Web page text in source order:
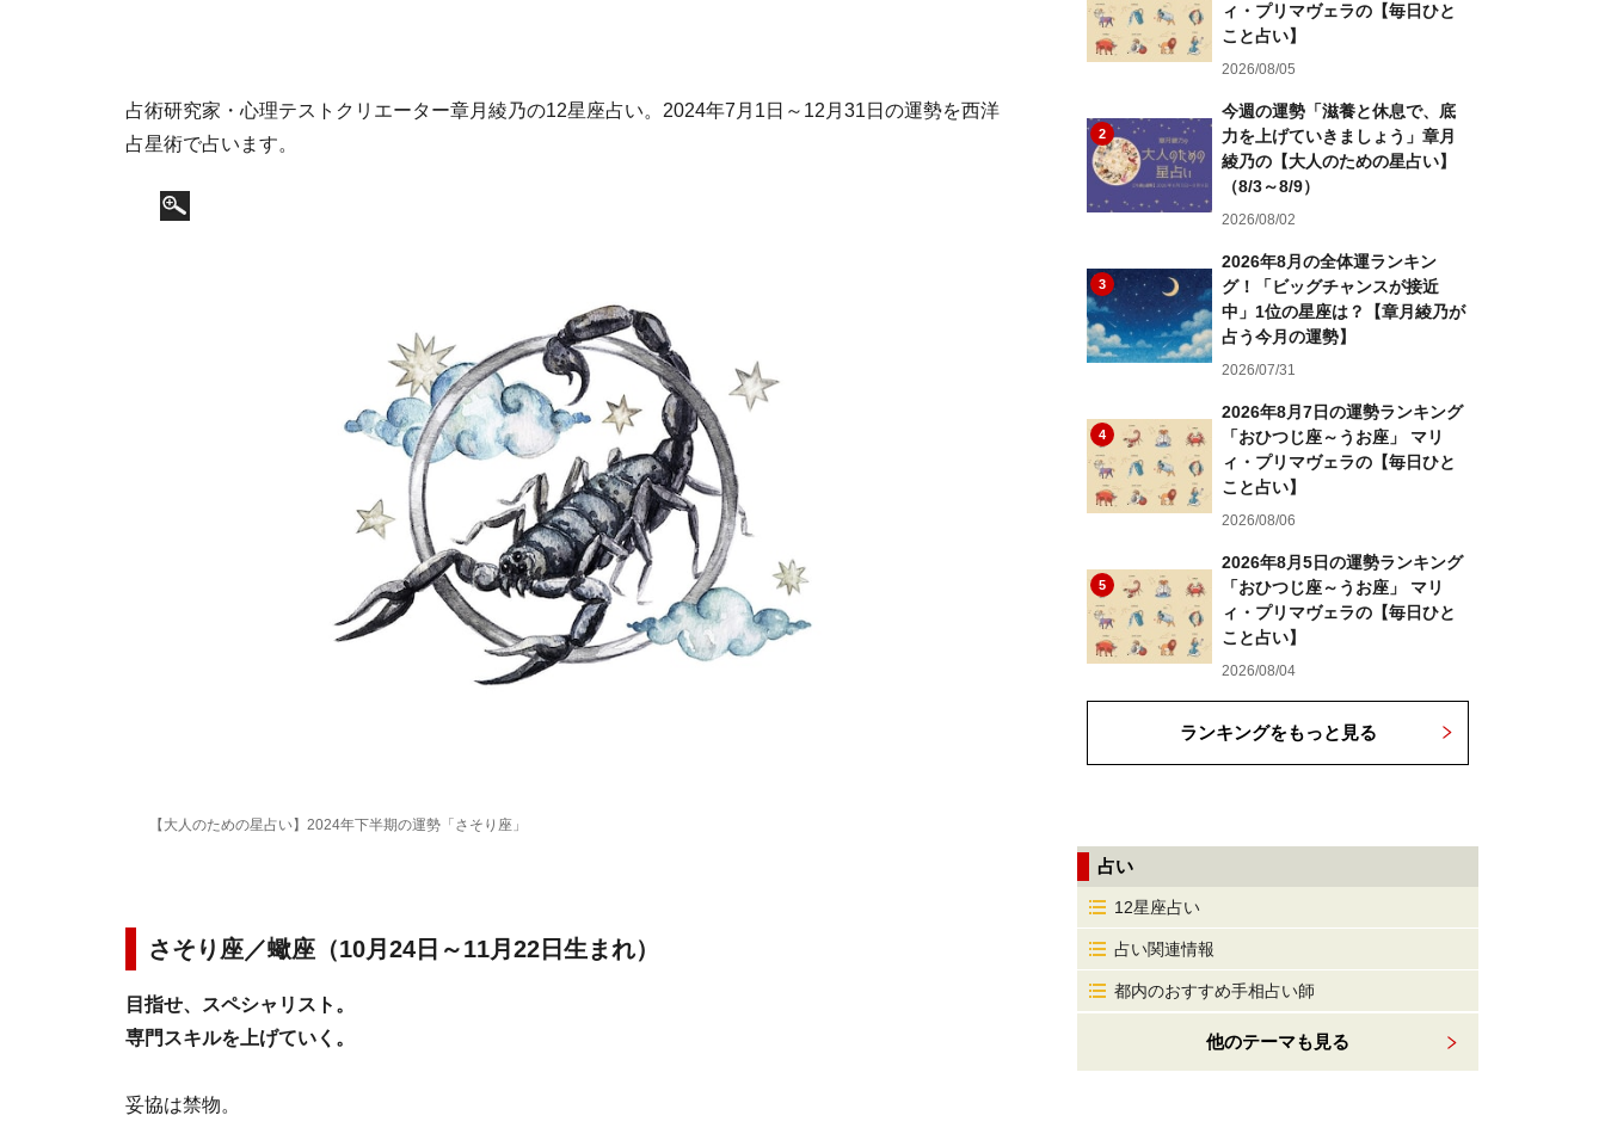
占術研究家・心理テストクリエーター章月綾乃の12星座占い。2024年7月1日～12月31日の運勢を西洋
占星術で占います。
【大人のための星占い】2024年下半期の運勢「さそり座」
さそり座／蠍座（10月24日～11月22日生まれ）
目指せ、スペシャリスト。
専門スキルを上げていく。
妥協は禁物。
ィ・プリマヴェラの【毎日ひと
こと占い】
2026/08/05
2
今週の運勢「滋養と休息で、底
力を上げていきましょう」章月
綾乃の【大人のための星占い】
（8/3～8/9）
2026/08/02
3
2026年8月の全体運ランキン
グ！「ビッグチャンスが接近
中」1位の星座は？【章月綾乃が
占う今月の運勢】
2026/07/31
4
2026年8月7日の運勢ランキング
「おひつじ座～うお座」 マリ
ィ・プリマヴェラの【毎日ひと
こと占い】
2026/08/06
5
2026年8月5日の運勢ランキング
「おひつじ座～うお座」 マリ
ィ・プリマヴェラの【毎日ひと
こと占い】
2026/08/04
ランキングをもっと見る
占い
12星座占い
占い関連情報
都内のおすすめ手相占い師
他のテーマも見る